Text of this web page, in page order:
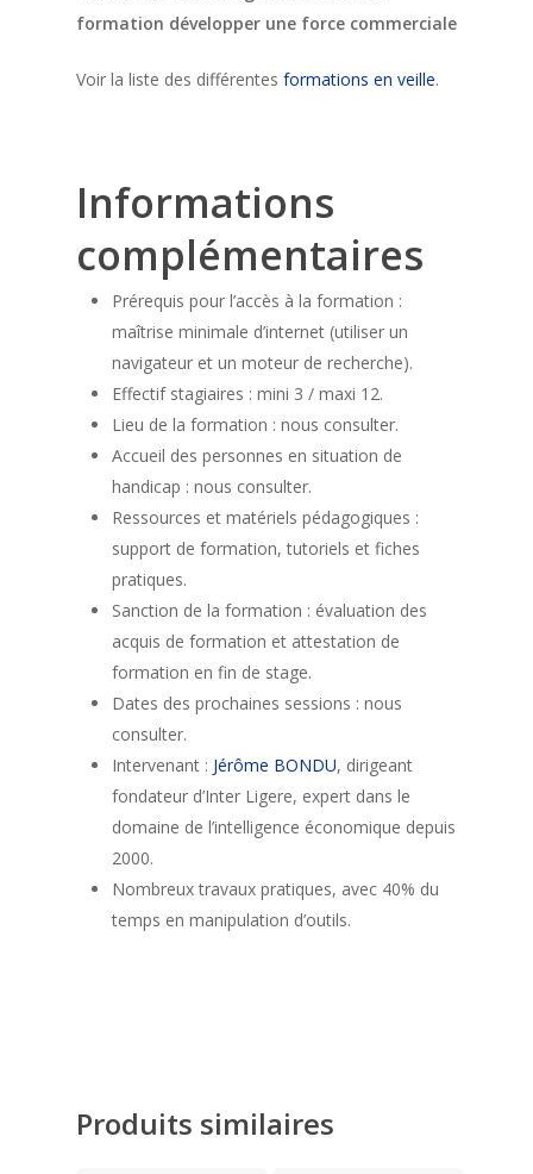
formation développer une force commerciale
Voir la liste des différentes formations en veille.
Informations
complémentaires
Prérequis pour l’accès à la formation :
maîtrise minimale d’internet (utiliser un
navigateur et un moteur de recherche).
Effectif stagiaires : mini 3 / maxi 12.
Lieu de la formation : nous consulter.
Accueil des personnes en situation de
handicap : nous consulter.
Ressources et matériels pédagogiques :
support de formation, tutoriels et fiches
pratiques.
Sanction de la formation : évaluation des
acquis de formation et attestation de
formation en fin de stage.
Dates des prochaines sessions : nous
consulter.
Intervenant : Jérôme BONDU, dirigeant
fondateur d’Inter Ligere, expert dans le
domaine de l’intelligence économique depuis
2000.
Nombreux travaux pratiques, avec 40% du
temps en manipulation d’outils.
Produits similaires